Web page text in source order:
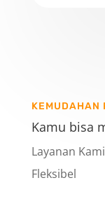
KEMUDAHAN
Kamu bisa
Layanan
Fleksibel